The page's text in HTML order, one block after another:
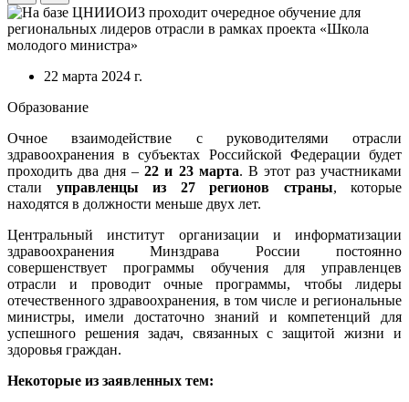
22 марта 2024 г.
Образование
Очное взаимодействие с руководителями отрасли
здравоохранения в субъектах Российской Федерации будет
проходить два дня –22 и 23 марта. В этот раз участниками
стали управленцы из 27 регионов страны, которые
находятся в должности меньше двух лет.
Центральный институт организации и информатизации
здравоохранения Минздрава России постоянно
совершенствует программы обучения для управленцев
отрасли и проводит очные программы, чтобы лидеры
отечественного здравоохранения, в том числе и региональные
министры, имели достаточно знаний и компетенций для
успешного решения задач, связанных с защитой жизни и
здоровья граждан.
Некоторые из заявленных тем: